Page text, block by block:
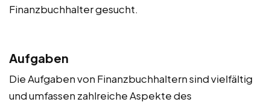
Finanzbuchhalter gesucht.
Aufgaben
Die Aufgaben von Finanzbuchhaltern sind vielfältig
und umfassen zahlreiche Aspekte des